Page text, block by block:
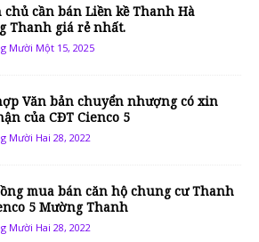
cần bán Liền kề Thanh Hà
Thanh giá rẻ nhất.
Mười Một 15, 2025
Văn bản chuyển nhượng có xin
của CĐT Cienco 5
Mười Hai 28, 2022
mua bán căn hộ chung cư Thanh
5 Mường Thanh
Mười Hai 28, 2022